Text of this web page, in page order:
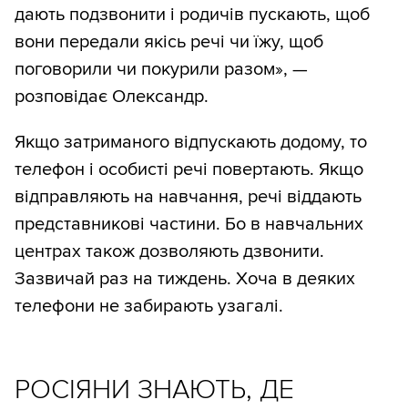
дають подзвонити і родичів пускають, щоб
вони передали якісь речі чи їжу, щоб
поговорили чи покурили разом», —
розповідає Олександр.
Якщо затриманого відпускають додому, то
телефон і особисті речі повертають. Якщо
відправляють на навчання, речі віддають
представникові частини. Бо в навчальних
центрах також дозволяють дзвонити.
Зазвичай раз на тиждень. Хоча в деяких
телефони не забирають узагалі.
РОСІЯНИ ЗНАЮТЬ, ДЕ